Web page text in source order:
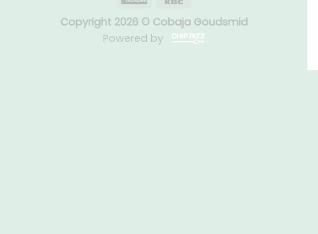
Copyright 2026 © Cobaja Goudsmid
Powered by